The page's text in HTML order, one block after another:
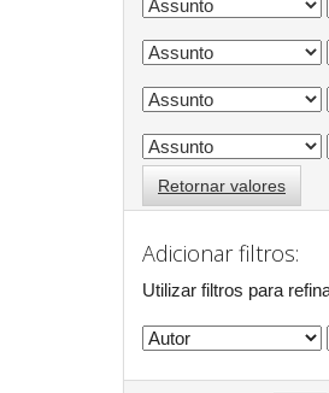
Retornar valores
Adicionar filtros:
Utilizar filtros para